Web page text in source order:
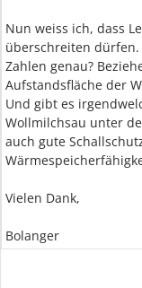
Nun weiss ich, dass
überschreiten
Zahlen genau?
Aufstandsfläche der
Und gibt es
Wollmilchsau unter
auch gute
Vielen Dank,
Bolanger